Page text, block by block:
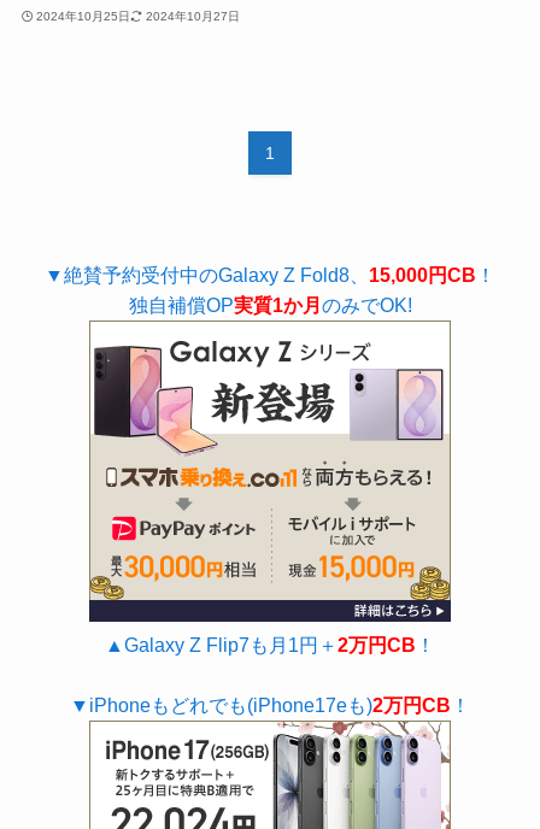
2024年10月25日 2024年10月27日
1
▼絶賛予約受付中のGalaxy Z Fold8、 15,000円CB ！
独自補償OP実質1か月 のみでOK!
▲Galaxy Z Flip7も月1円＋2万円CB ！
▼iPhoneもどれでも(iPhone17eも)2万円CB ！